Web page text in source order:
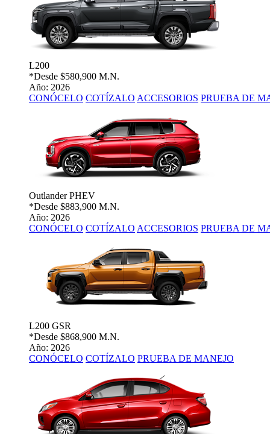
L200
*Desde $580,900 M.N.
Año: 2026
CONÓCELO COTÍZALO ACCESORIOS PRUEBA DE
Outlander PHEV
*Desde $883,900 M.N.
Año: 2026
CONÓCELO COTÍZALO ACCESORIOS PRUEBA DE
L200 GSR
*Desde $868,900 M.N.
Año: 2026
CONÓCELO COTÍZALO PRUEBA DE MANEJO